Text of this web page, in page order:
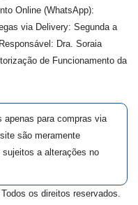
Online (WhatsApp):
via Delivery: Segunda a
Dra. Soraia
de Funcionamento da
apenas para compras via
são meramente
a alterações no
os direitos reservados.